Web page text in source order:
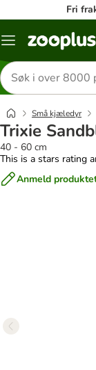
Fri
Katalogmeny
Søk
etter
produkter
Små kjæledyr
Trixie
40 - 60 cm
This is a stars rating
Anmeld